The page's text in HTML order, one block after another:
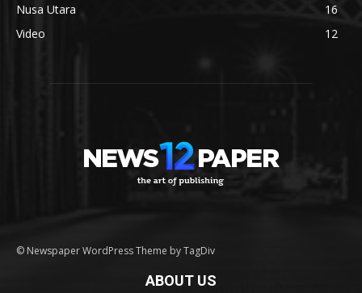
Nusa Utara
16
Video
12
© Newspaper WordPress Theme by TagDiv
ABOUT US